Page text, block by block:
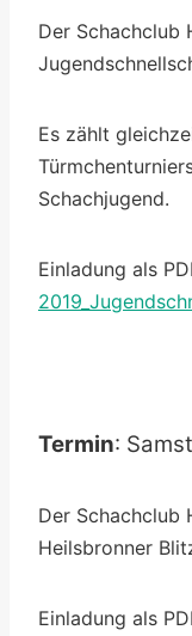
Der Schachclub
Es zählt
Schachjugend.
Einladung als
Termin:
Der Schachclub
Heilsbronner
Einladung als